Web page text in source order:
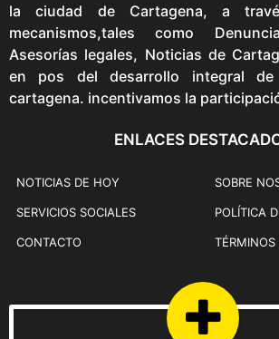
la ciudad de Cartagena, a
mecanismos,tales como
Asesorías legales, Noticias de
en pos del desarrollo integral
cartagena. incentivamos la
ENLACES
NOTICIAS DE HOY
SERVICIOS SOCIALES
CONTACTO
SOBRE
POLÍTICA